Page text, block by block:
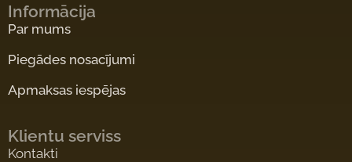
Informācija
Par mums
Piegādes nosacījumi
Apmaksas iespējas
Klientu serviss
Kontakti